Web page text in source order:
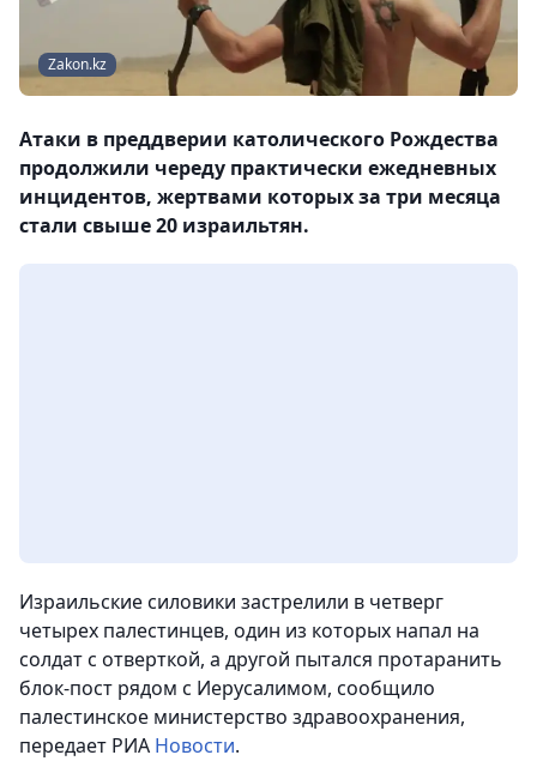
Zakon.kz
Атаки в преддверии католического Рождества
продолжили череду практически ежедневных
инцидентов, жертвами которых за три месяца
стали свыше 20 израильтян.
Израильские силовики застрелили в четверг
четырех палестинцев, один из которых напал на
солдат с отверткой, а другой пытался протаранить
блок-пост рядом с Иерусалимом, сообщило
палестинское министерство здравоохранения,
передает РИА Новости.